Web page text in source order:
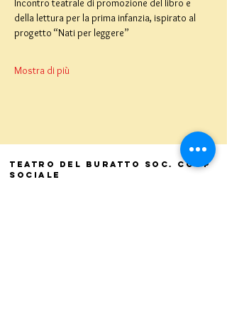
Incontro teatrale di promozione del libro e
della lettura per la prima infanzia, ispirato al
progetto “Nati per leggere”
Mostra di più
Teatro del Buratto Soc. Coop
sociale